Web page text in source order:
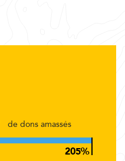
de dons amassés